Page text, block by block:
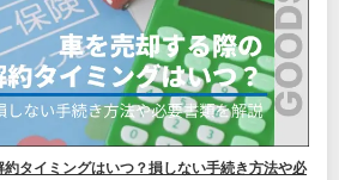
タイミングはいつ？損しない手続き方法や必